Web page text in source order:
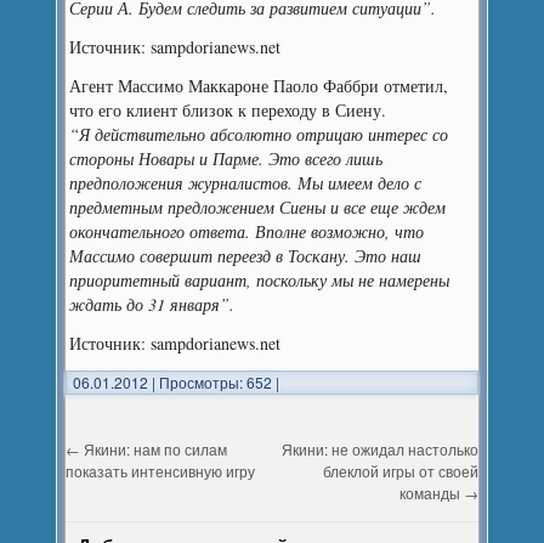
Серии А. Будем следить за развитием ситуации”.
Источник: sampdorianews.net
Агент Массимо Маккароне Паоло Фаббри отметил,
что его клиент близок к переходу в Сиену.
“Я действительно абсолютно отрицаю интерес со
стороны Новары и Парме. Это всего лишь
предположения журналистов. Мы имеем дело с
предметным предложением Сиены и все еще ждем
окончательного ответа. Вполне возможно, что
Массимо совершит переезд в Тоскану. Это наш
приоритетный вариант, поскольку мы не намерены
ждать до 31 января”.
Источник: sampdorianews.net
06.01.2012 | Просмотры: 652 |
← Якини: нам по силам
показать интенсивную игру
Якини: не ожидал настолько
блеклой игры от своей
команды →